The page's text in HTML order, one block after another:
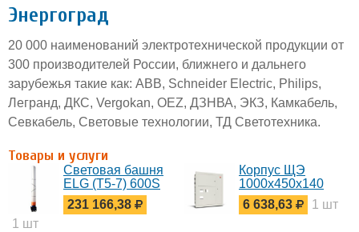
Энергоград
20 000 наименований электротехнической продукции от
300 производителей России, ближнего и дальнего
зарубежья такие как: АВВ, Schneider Electriс, Philips,
Легранд, ДКС, Vergokan, OEZ, ДЗНВА, ЭКЗ, Камкабель,
Севкабель, Световые технологии, ТД Светотехника.
Товары и услуги
Световая башня
ELG (T5-7) 600S
2.5GX
231 166,38
1 шт
Корпус ЩЭ
1000х450х140
(ниша
940х350х125)
6 638,63 1 шт